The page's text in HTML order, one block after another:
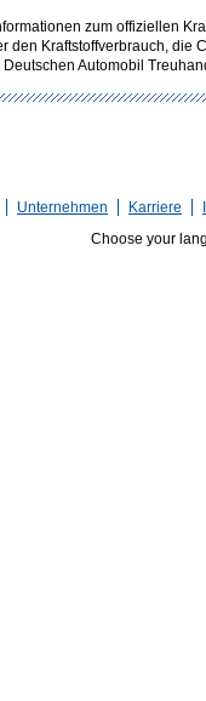
zum offiziellen
den Kraftstoffverbrauch,
Automobil
Unternehmen Karriere
Choose your